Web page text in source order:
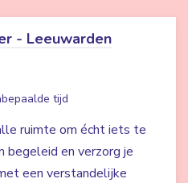
- Leeuwarden
tijd
ruimte om écht iets te
begeleid en verzorg je
een verstandelijke